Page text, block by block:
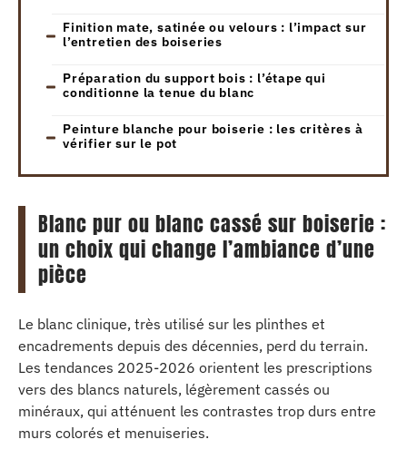
Finition mate, satinée ou velours : l’impact sur
l’entretien des boiseries
Préparation du support bois : l’étape qui
conditionne la tenue du blanc
Peinture blanche pour boiserie : les critères à
vérifier sur le pot
Blanc pur ou blanc cassé sur boiserie :
un choix qui change l’ambiance d’une
pièce
Le blanc clinique, très utilisé sur les plinthes et
encadrements depuis des décennies, perd du terrain.
Les tendances 2025-2026 orientent les prescriptions
vers des blancs naturels, légèrement cassés ou
minéraux, qui atténuent les contrastes trop durs entre
murs colorés et menuiseries.